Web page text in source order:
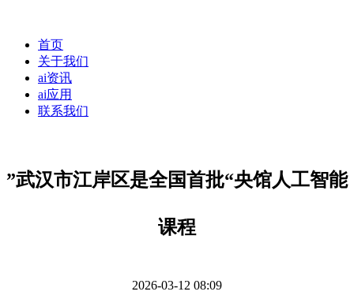
首页
关于我们
ai资讯
ai应用
联系我们
”武汉市江岸区是全国首批“央馆人工智能
课程
2026-03-12 08:09